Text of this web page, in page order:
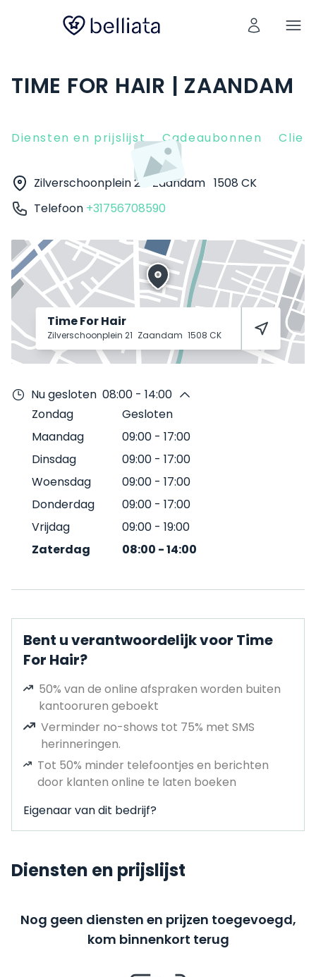
TIME FOR HAIR | ZAANDAM
Diensten en prijslijst Cadeaubonnen
Zilverschoonplein 21 Zaandam 1508 CK
Telefoon +31756708590
Time For Hair
Zilverschoonplein 21 Zaandam 1508 CK
Nu gesloten 08:00 - 14:00
Zondag
Gesloten
Maandag
09:00 - 17:00
Dinsdag
09:00 - 17:00
Woensdag
09:00 - 17:00
Donderdag
09:00 - 17:00
Vrijdag
09:00 - 19:00
Zaterdag
08:00 -14:00
Bent u verantwoordelijk voor Time
For Hair?
50% van de online afspraken worden buiten
kantooruren geboekt
Verminder no-shows tot 75% met SMS
herinneringen.
Tot 50% minder telefoontjes en berichten
door klanten online te laten boeken
Eigenaar van dit bedrijf?
Diensten en prijslijst
Nog geen diensten en prijzen toegevoegd,
kom binnenkort terug